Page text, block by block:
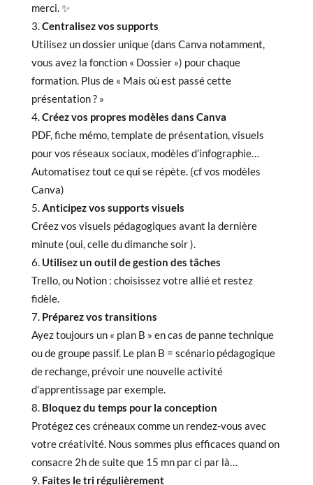
merci. ✨
Centralisez vos supports
Utilisez un dossier unique (dans Canva notamment,
vous avez la fonction « Dossier ») pour chaque
formation. Plus de « Mais où est passé cette
présentation ? »
Créez vos propres modèles dans Canva
PDF, fiche mémo, template de présentation, visuels
pour vos réseaux sociaux, modèles d’infographie…
Automatisez tout ce qui se répète. (cf vos modèles
Canva)
Anticipez vos supports visuels
Créez vos visuels pédagogiques avant la dernière
minute (oui, celle du dimanche soir ).
Utilisez un outil de gestion des tâches
Trello, ou Notion : choisissez votre allié et restez
fidèle.
Préparez vos transitions
Ayez toujours un « plan B » en cas de panne technique
ou de groupe passif. Le plan B = scénario pédagogique
de rechange, prévoir une nouvelle activité
d’apprentissage par exemple.
Bloquez du temps pour la conception
Protégez ces créneaux comme un rendez-vous avec
votre créativité. Nous sommes plus efficaces quand on
consacre 2h de suite que 15 mn par ci par là…
Faites le tri régulièrement